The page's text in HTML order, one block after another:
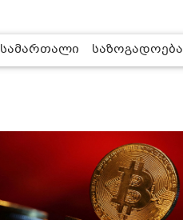
სამართალი საზოგადოება